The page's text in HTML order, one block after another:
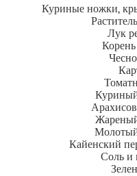
Куриные ножки,
Лук
Молотый
Кайенский
Соль и